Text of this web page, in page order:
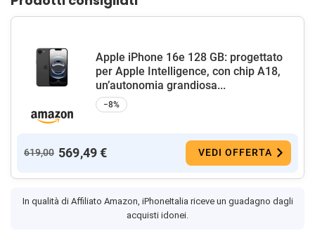
Apple iPhone 16e 128 GB: progettato
per Apple Intelligence, con chip A18,
un’autonomia grandiosa...
−8%
619,00 569,49 € VEDI OFFERTA
In qualità di Affiliato Amazon, iPhoneItalia riceve un guadagno dagli
acquisti idonei.